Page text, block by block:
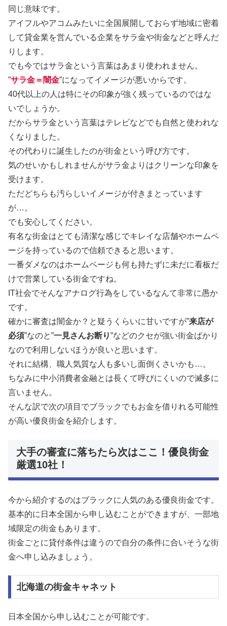
同じ意味です。
アイフルやアコムみたいに全国展開しておらず地域に密着
して貸金業を営んでいる企業をサラ金や街金などと呼んだ
りします。
でも今ではサラ金という言葉はあまり使われません。
”サラ金＝闇金”になってイメージが悪いからです。
40代以上の人は特にその印象が強く残っているのではな
いでしょうか。
だからサラ金という言葉はテレビなどでも自然と使われな
くなりました。
その代わりに誕生したのが街金という呼び方です。
気のせいかもしれませんがサラ金よりはクリーンな印象を
受けます。
ただどちらも汚らしいイメージが付きまとっています
が…。
でも安心してください。
有名な街金はとても清潔な感じでキレイな店舗やホームペ
ージを持っているので信頼できると思います。
一番ダメなのはホームページも何も持たずに未だに看板だ
けで営業している街金ですね。
IT社会でそんなアナログ行為をしているなんて非常に愚か
です。
確かに審査は闇金か？と疑うくらいに甘いですが”来店が
必須”なのと”一見さんお断り”などのクセが強い街金ばかり
なので利用しないほうが良いと思います。
それに結構、職人気質な人も多いし面倒くさいかも…。
ちなみに中小消費者金融とは長くて呼びにくいので滅多に
言いません。
そんな訳で次の項目でブラックでもお金を借りれる可能性
が高い優良街金を紹介します。
大手の審査に落ちたら次はここ！優良街金
厳選10社！
今から紹介するのはブラックに人気のある優良街金です。
基本的に日本全国から申し込むことができますが、一部地
域限定の街金もあります。
街金ごとに貸付条件は違うので自分の条件に合いそうな街
金へ申し込みましょう。
北海道の街金キャネット
日本全国から申し込むことが可能です。